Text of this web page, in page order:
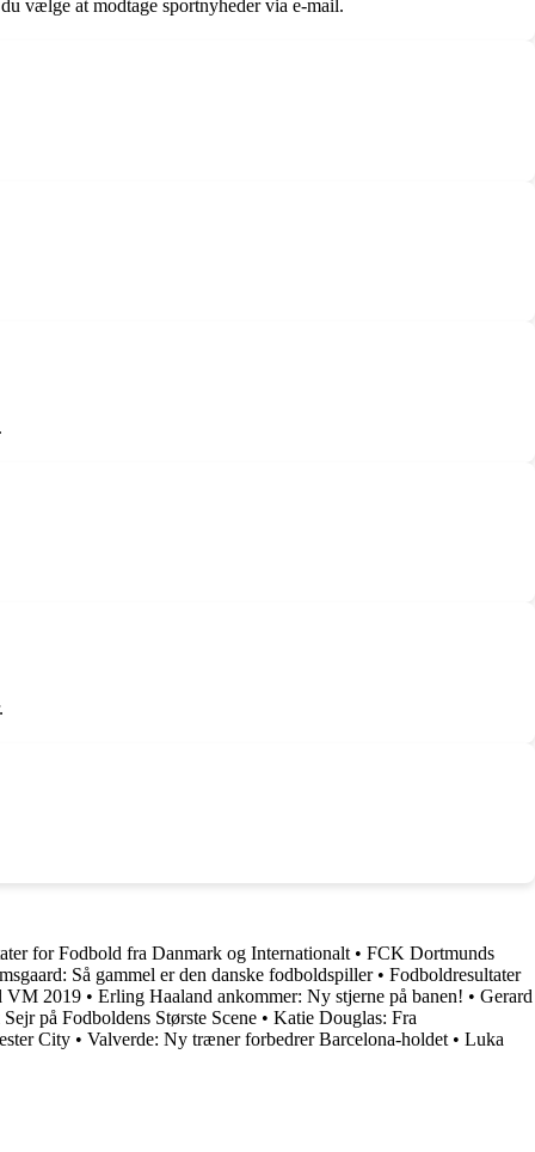
vælge at modtage sportnyheder via e-mail.
for Fodbold fra Danmark og Internationalt • FCK Dortmunds
Så gammel er den danske fodboldspiller• Fodboldresultater
VM 2019 • Erling Haaland ankommer: Ny stjerne på banen! • Gerard
på Fodboldens Største Scene • Katie Douglas: Fra
City • Valverde: Ny træner forbedrer Barcelona-holdet • Luka